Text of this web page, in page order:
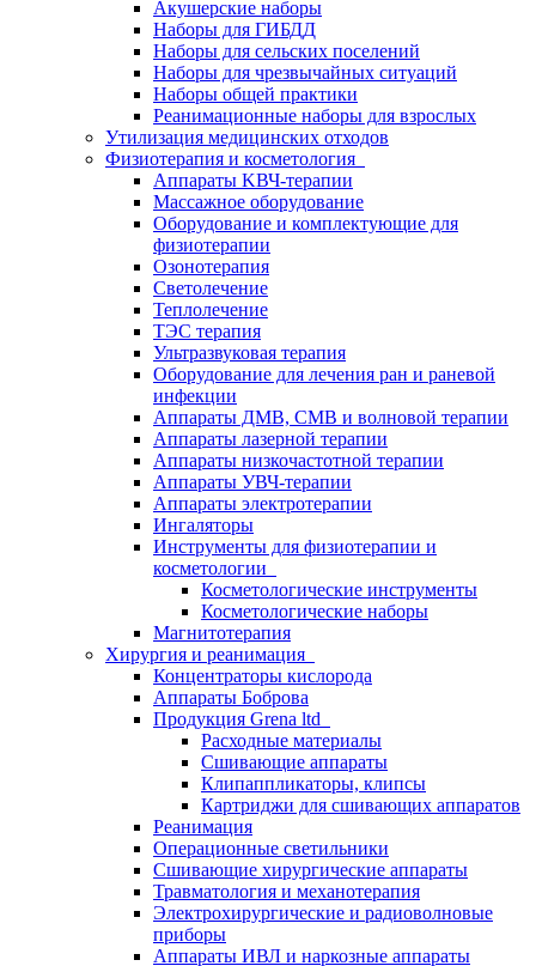
Акушерские наборы
Наборы для ГИБДД
Наборы для сельских поселений
Наборы для чрезвычайных ситуаций
Наборы общей практики
Реанимационные наборы для взрослых
Утилизация медицинских отходов
Физиотерапия и косметология
Аппараты KВЧ-терапии
Массажное оборудование
Оборудование и комплектующие для
физиотерапии
Озонотерапия
Светолечение
Теплолечение
ТЭС терапия
Ультразвуковая терапия
Оборудование для лечения ран и раневой
инфекции
Аппараты ДМВ, СМВ и волновой терапии
Аппараты лазерной терапии
Аппараты низкочастотной терапии
Аппараты УВЧ-терапии
Аппараты электротерапии
Ингаляторы
Инструменты для физиотерапии и
косметологии
Косметологические инструменты
Косметологические наборы
Магнитотерапия
Хирургия и реанимация
Концентраторы кислорода
Аппараты Боброва
Продукция Grena ltd
Расходные материалы
Сшивающие аппараты
Клипаппликаторы, клипсы
Картриджи для сшивающих аппаратов
Реанимация
Операционные светильники
Сшивающие хирургические аппараты
Травматология и механотерапия
Электрохирургические и радиоволновые
приборы
Аппараты ИВЛ и наркозные аппараты